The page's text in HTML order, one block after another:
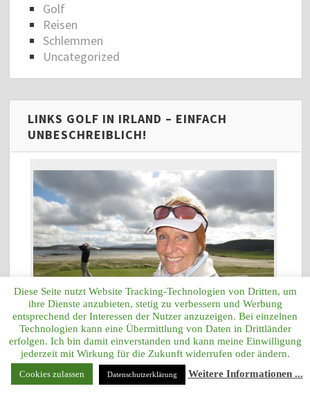
Golf
Reisen
Schlemmen
Uncategorized
LINKS GOLF IN IRLAND – EINFACH
UNBESCHREIBLICH!
Narin and Portnoo Links Golf an Tee 7
Diese Seite nutzt Website Tracking-Technologien von Dritten, um
ihre Dienste anzubieten, stetig zu verbessern und Werbung
entsprechend der Interessen der Nutzer anzuzeigen. Bei einzelnen
Technologien kann eine Übermittlung von Daten in Drittländer
erfolgen. Ich bin damit einverstanden und kann meine Einwilligung
jederzeit mit Wirkung für die Zukunft widerrufen oder ändern.
Cookies zulassen Datenschutzerklärung Weitere Informationen ...